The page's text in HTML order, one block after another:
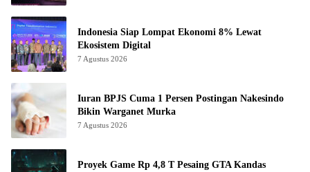
Indonesia Siap Lompat Ekonomi 8% Lewat
Ekosistem Digital
7 Agustus 2026
Iuran BPJS Cuma 1 Persen Postingan Nakesindo
Bikin Warganet Murka
7 Agustus 2026
Proyek Game Rp 4,8 T Pesaing GTA Kandas